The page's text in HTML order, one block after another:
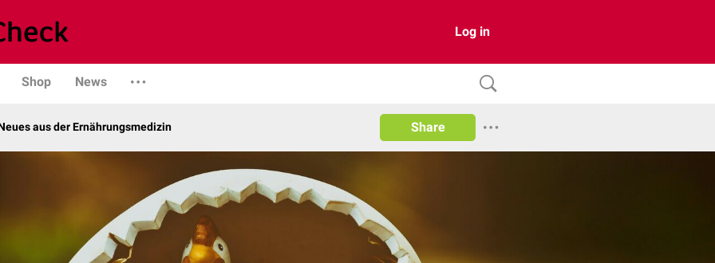
Log in
Shop News
aus der Ernährungsmedizin Share